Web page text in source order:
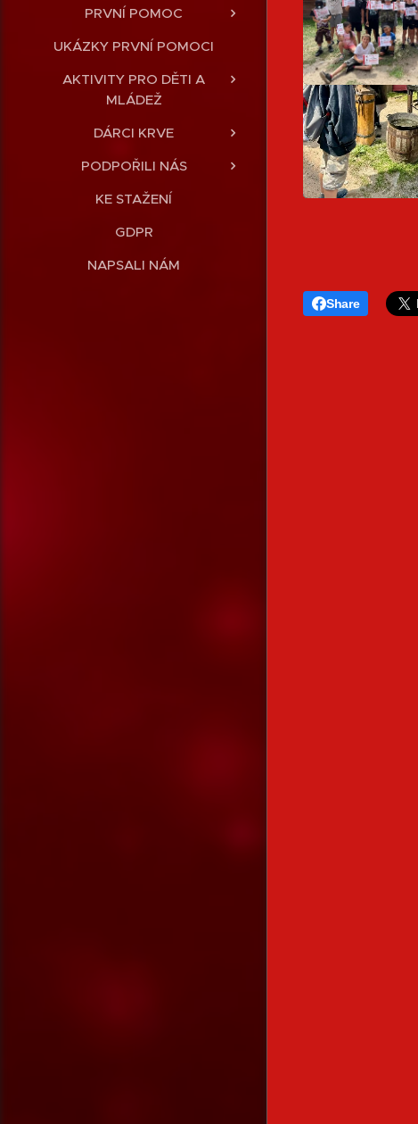
PRVNÍ POMOC
UKÁZKY PRVNÍ POMOCI
AKTIVITY PRO DĚTI A
MLÁDEŽ
DÁRCI KRVE
PODPOŘILI NÁS
KE STAŽENÍ
GDPR
NAPSALI NÁM
Share